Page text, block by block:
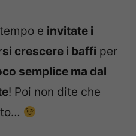
e invitate i
crescere i baffi per
semplice ma dal
! Poi non dite che